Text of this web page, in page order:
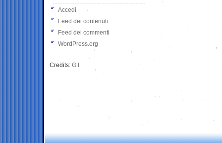
Accedi
Feed dei contenuti
Feed dei commenti
WordPress.org
Credits: G.I